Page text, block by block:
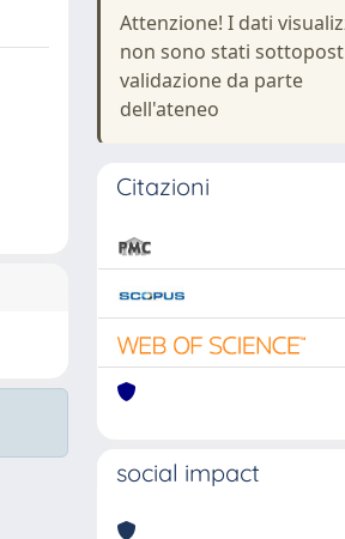
Attenzione! I dati
non sono stati
validazione da parte
dell'ateneo
Citazioni
social impact